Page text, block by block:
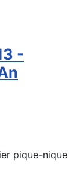
-
pique-nique